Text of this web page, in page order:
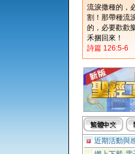
流淚撒種的，
割！那帶種流
的，必要歡歡
禾捆回來！
詩篇 126:5-6
近期活動與